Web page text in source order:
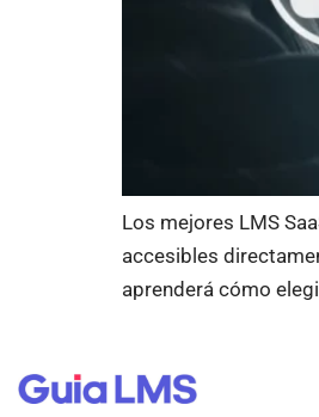
Los mejores LMS
accesibles
aprenderá cómo